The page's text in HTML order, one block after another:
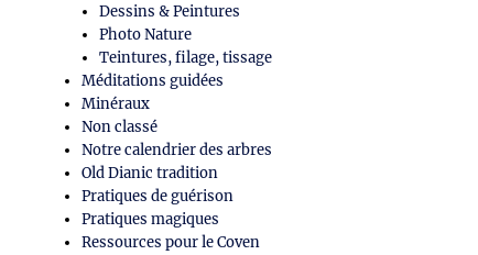
Dessins & Peintures
Photo Nature
Teintures, filage, tissage
Méditations guidées
Minéraux
Non classé
Notre calendrier des arbres
Old Dianic tradition
Pratiques de guérison
Pratiques magiques
Ressources pour le Coven